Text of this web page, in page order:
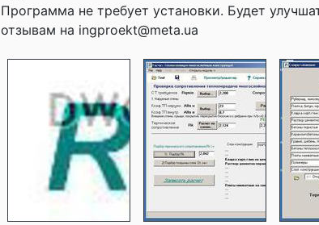
Программа не требует установки. Будет
отзывам на ingproekt@meta.ua